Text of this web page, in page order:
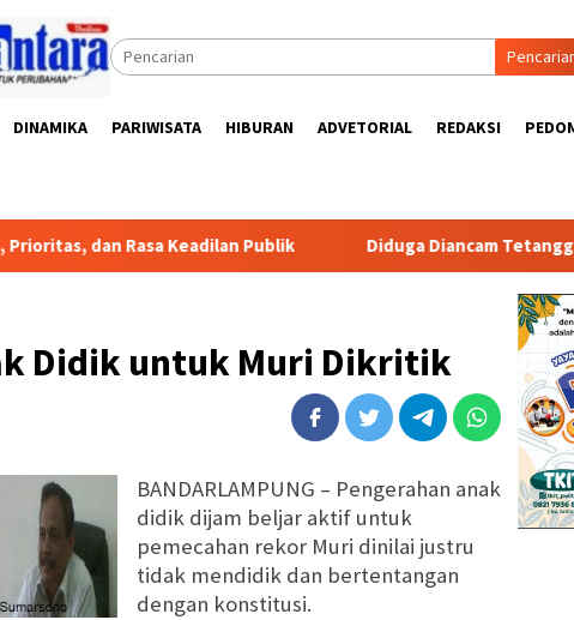
DINAMIKA PARIWISATA HIBURAN ADVETORIAL REDAKSI
Rasa Keadilan Publik Diduga Diancam Tetangga,
Didik untuk Muri Dikritik
BANDARLAMPUNG – Pengerahan anak
didik dijam beljar aktif untuk
pemecahan rekor Muri dinilai justru
tidak mendidik dan bertentangan
dengan konstitusi.